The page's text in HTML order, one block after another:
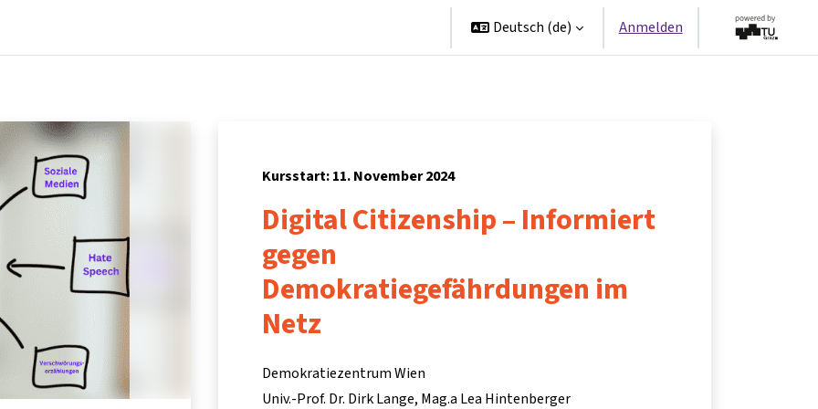
Deutsch ‎(de)‎ Anmelden
Kursstart: 11. November 2024
Digital Citizenship – Informiert
gegen
Demokratiegefährdungen im
Netz
Demokratiezentrum Wien
Univ.-Prof. Dr. Dirk Lange Mag.a Lea Hintenberger